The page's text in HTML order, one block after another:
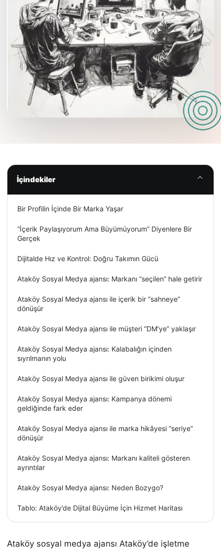
İçindekiler
Bir Profilin İçinde Bir Marka Yaşar
“İçerik Paylaşıyorum Ama Büyümüyorum” Diyenlere Bir
Gerçek
Dijitalde Hız ve Kontrol: Doğru Takımın Gücü
Ataköy Sosyal Medya ajansı: Markanı “seçilen” hale getirir
Ataköy Sosyal Medya ajansı ile içerik bir “sahneye”
dönüşür
Ataköy Sosyal Medya ajansı ile müşteri “DM’ye” yaklaşır
Ataköy Sosyal Medya ajansı: Kalabalığın içinden
sıyrılmanın yolu
Ataköy Sosyal Medya ajansı ile güven birikimi oluşur
Ataköy Sosyal Medya ajansı: Kampanya dönemi
geldiğinde fark eder
Ataköy Sosyal Medya ajansı ile marka hikâyesi “seriye”
dönüşür
Ataköy Sosyal Medya ajansı: Markanı kaliteli gösteren
ayrıntılar
Ataköy Sosyal Medya ajansı: Neden Bozygo?
Tablo: Ataköy’de Dijital Büyüme İçin Hizmet Haritası
Ataköy sosyal medya ajansı Ataköy’de işletme